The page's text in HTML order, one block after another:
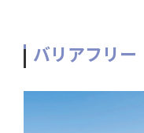
バリアフリー